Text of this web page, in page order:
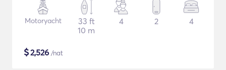
Motoryacht
33 ft
10 m
4 2 4
$2,526 /nat